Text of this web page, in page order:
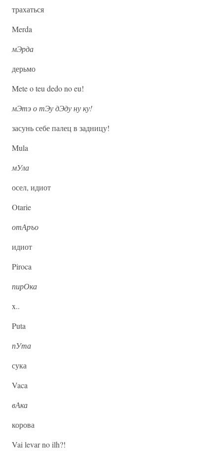
трахаться
Merda
мЭрда
дерьмо
Mete o teu dedo no eu!
мЭтэ о тЭу дЭду ну ку!
засунь себе палец в задницу!
Mula
мУла
осел, идиот
Otarie
отАръо
идиот
Piroca
пирОка
x..
Puta
пУта
сука
Vaca
вАка
корова
Vai levar no ilh?!